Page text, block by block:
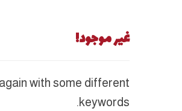
غير موجود!
with some different
keywords.